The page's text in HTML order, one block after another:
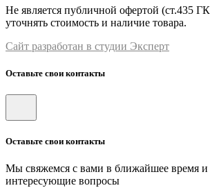
Не является публичной офертой (ст.435
уточнять стоимость и наличие товара.
Сайт разработан в студии Эксперт
Оставьте свои контакты
Оставьте свои контакты
Мы свяжемся с вами в ближайшее время и
интересующие вопросы